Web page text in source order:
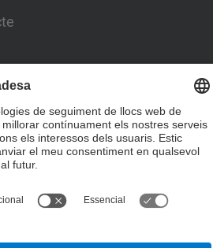
d'Enginyers de Camins,
del lloc
Accessibilitat